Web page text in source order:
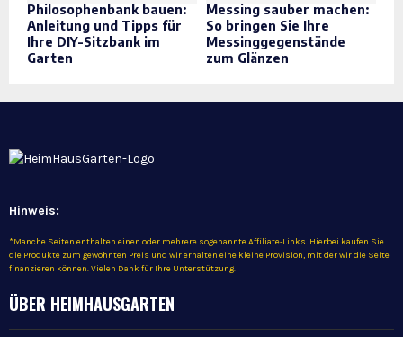
Philosophenbank bauen:
Anleitung und Tipps für
Ihre DIY-Sitzbank im
Garten
Messing sauber machen:
So bringen Sie Ihre
Messinggegenstände
zum Glänzen
Hinweis:
*Manche Seiten enthalten einen oder mehrere sogenannte Affiliate-Links. Hierbei kaufen Sie
die Produkte zum gewohnten Preis und wir erhalten eine kleine Provision, mit der wir die Seite
finanzieren können. Vielen Dank für Ihre Unterstützung.
ÜBER HEIMHAUSGARTEN